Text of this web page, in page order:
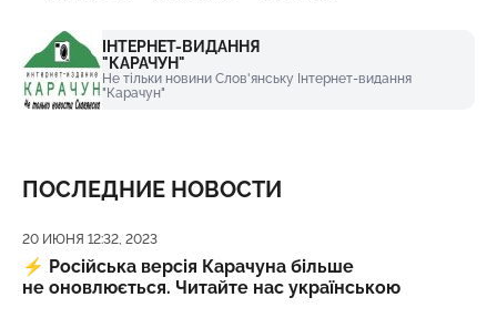
ІНТЕРНЕТ-ВИДАННЯ
"КАРАЧУН"
Не тільки новини Слов'янську Інтернет-видання
"Карачун"
ПОСЛЕДНИЕ НОВОСТИ
Дата публикации
20 ИЮНЯ 12:32, 2023
⚡️ Російська версія Карачуна більше
не оновлюється. Читайте нас українською